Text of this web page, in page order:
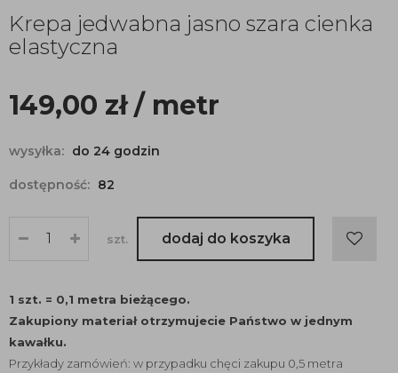
Krepa jedwabna jasno szara cienka
elastyczna
149,00 zł/ metr
wysyłka: do 24 godzin
dostępność: 82
szt. dodaj do koszyka
1 szt. = 0,1 metra bieżącego.
Zakupiony materiał otrzymujecie Państwo w jednym
kawałku.
Przykłady zamówień: w przypadku chęci zakupu 0,5 metra